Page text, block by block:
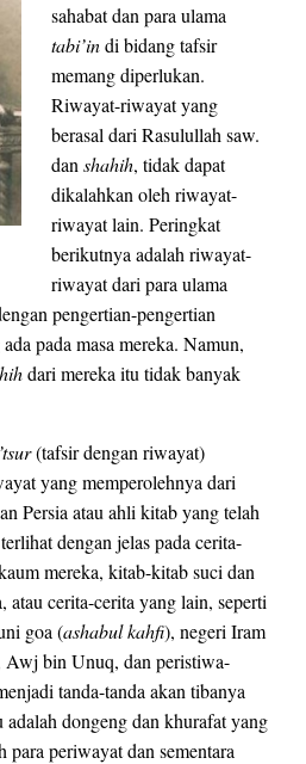
sahabat dan para ulama
tabi’indi bidang tafsir
memang diperlukan.
Riwayat-riwayat yang
berasal dari Rasulullah saw.
dan shahih, tidak dapat
dikalahkan oleh riwayat-
riwayat lain. Peringkat
berikutnya adalah riwayat-
riwayat dari para ulama
pengertian-pengertian
pada masa mereka. Namun,
dari mereka itu tidak banyak
(tafsir dengan riwayat)
yang memperolehnya dari
Persia atau ahli kitab yang telah
dengan jelas pada cerita-
mereka, kitab-kitab suci dan
cerita-cerita yang lain, seperti
goa (ashabul kahfi), negeri Iram
bin Unuq, dan peristiwa-
tanda-tanda akan tibanya
dongeng dan khurafat yang
para periwayat dan sementara